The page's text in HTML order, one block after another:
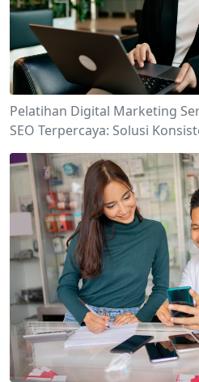
Pelatihan Digital Marketing
SEO Terpercaya: Solusi